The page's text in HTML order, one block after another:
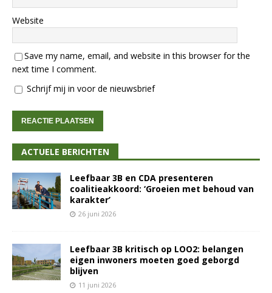
Website
Save my name, email, and website in this browser for the
next time I comment.
Schrijf mij in voor de nieuwsbrief
ACTUELE BERICHTEN
Leefbaar 3B en CDA presenteren
coalitieakkoord: ‘Groeien met behoud van
karakter’
26 juni 2026
Leefbaar 3B kritisch op LOO2: belangen
eigen inwoners moeten goed geborgd
blijven
11 juni 2026